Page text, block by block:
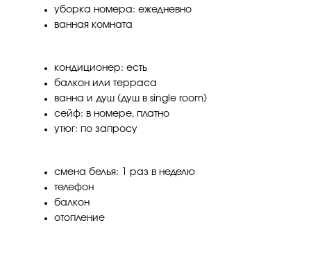
уборка номера: ежедневно
ванная комната
кондиционер: есть
балкон или терраса
ванна и душ (душ в single room)
сейф: в номере, платно
утюг: по запросу
смена белья: 1 раз в неделю
телефон
балкон
отопление